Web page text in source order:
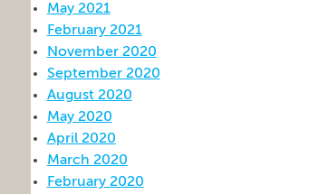
May 2021
February 2021
November 2020
September 2020
August 2020
May 2020
April 2020
March 2020
February 2020